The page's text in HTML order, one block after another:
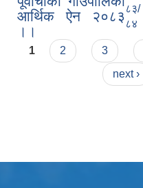
आर्थिक ऐन २०८३
।।
८३/
८४
Pages
1 2 3
next ›